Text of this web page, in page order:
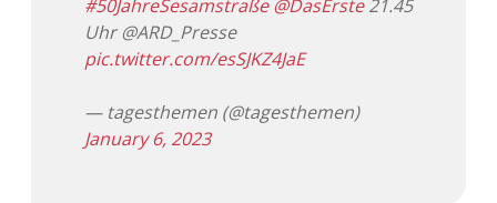
#50JahreSesamstraße @DasErste21.45
Uhr @ARD_Presse
pic.twitter.com/esSJKZ4JaE
— tagesthemen (@tagesthemen)
January 6, 2023